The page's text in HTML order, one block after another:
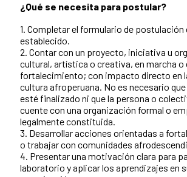
¿Qué se necesita para postular?
1. Completar el formulario de postulación
establecido.
2. Contar con un proyecto, iniciativa u
cultural, artística o creativa, en marcha o
fortalecimiento; con impacto directo en
cultura afroperuana. No es necesario
esté finalizado ni que la persona o
cuente con una organización formal o
legalmente constituida.
3. Desarrollar acciones orientadas a
o trabajar con comunidades
4. Presentar una motivación clara para
laboratorio y aplicar los aprendizajes en